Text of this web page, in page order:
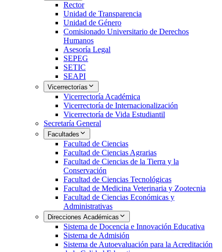
Rector
Unidad de Transparencia
Unidad de Género
Comisionado Universitario de Derechos
Humanos
Asesoría Legal
SEPEG
SETIC
SEAPI
Vicerrectorías
Vicerrectoría Académica
Vicerrectoría de Internacionalización
Vicerrectoría de Vida Estudiantil
Secretaría General
Facultades
Facultad de Ciencias
Facultad de Ciencias Agrarias
Facultad de Ciencias de la Tierra y la
Conservación
Facultad de Ciencias Tecnológicas
Facultad de Medicina Veterinaria y Zootecnia
Facultad de Ciencias Económicas y
Administrativas
Direcciones Académicas
Sistema de Docencia e Innovación Educativa
Sistema de Admisión
Sistema de Autoevaluación para la Acreditación